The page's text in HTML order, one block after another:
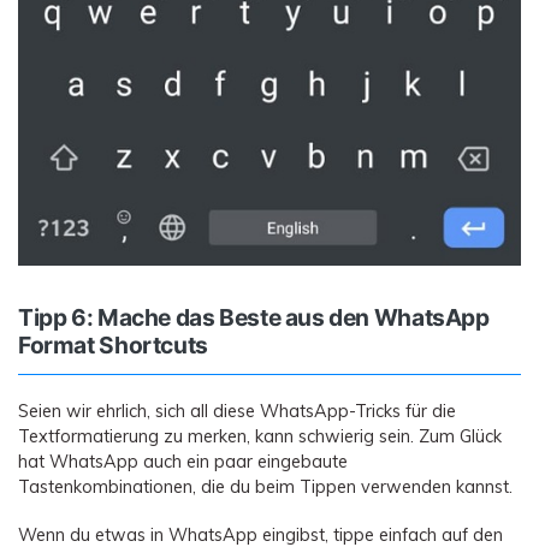
Tipp 6: Mache das Beste aus den WhatsApp
Format Shortcuts
Seien wir ehrlich, sich all diese WhatsApp-Tricks für die
Textformatierung zu merken, kann schwierig sein. Zum Glück
hat WhatsApp auch ein paar eingebaute
Tastenkombinationen, die du beim Tippen verwenden kannst.
Wenn du etwas in WhatsApp eingibst, tippe einfach auf den